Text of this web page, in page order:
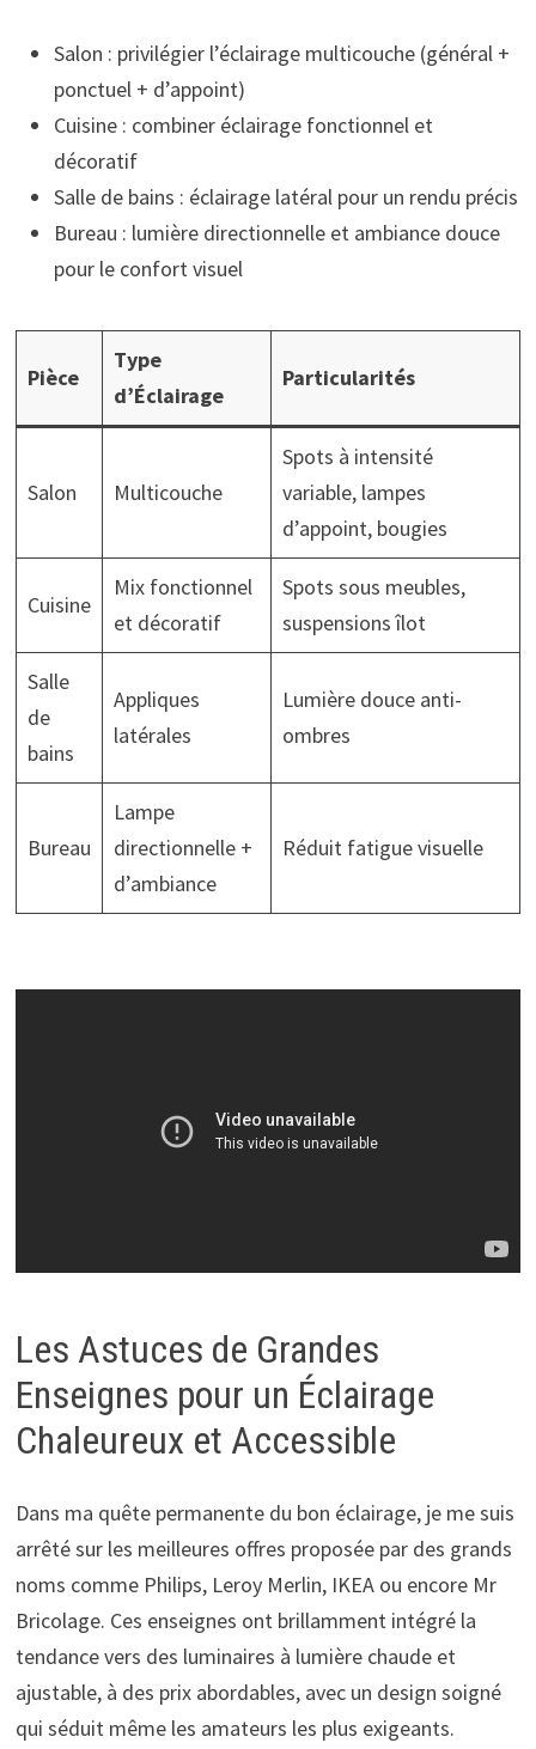
Salon : privilégier l’éclairage multicouche (général +
ponctuel + d’appoint)
Cuisine : combiner éclairage fonctionnel et
décoratif
Salle de bains : éclairage latéral pour un rendu précis
Bureau : lumière directionnelle et ambiance douce
pour le confort visuel
Pièce
Type
d’Éclairage
Particularités
Salon Multicouche
Spots à intensité
variable, lampes
d’appoint, bougies
Cuisine
Mix fonctionnel
et décoratif
Spots sous meubles,
suspensions îlot
Salle
de
bains
Appliques
latérales
Lumière douce anti-
ombres
Bureau
Lampe
directionnelle +
d’ambiance
Réduit fatigue visuelle
Les Astuces de Grandes
Enseignes pour un Éclairage
Chaleureux et Accessible
Dans ma quête permanente du bon éclairage, je me suis
arrêté sur les meilleures offres proposée par des grands
noms comme Philips, Leroy Merlin, IKEA ou encore Mr
Bricolage. Ces enseignes ont brillamment intégré la
tendance vers des luminaires à lumière chaude et
ajustable, à des prix abordables, avec un design soigné
qui séduit même les amateurs les plus exigeants.